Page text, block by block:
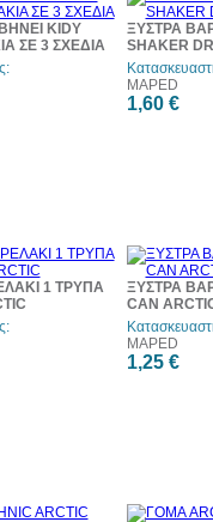
KIDY
ΣΕ 3 ΣΧΕΔΙΑ
ΞΥΣΤΡΑ
SHAKER
MAPED
1,60 €
1 ΤΡΥΠΑ
ΞΥΣΤΡΑ
CAN
MAPED
1,25 €